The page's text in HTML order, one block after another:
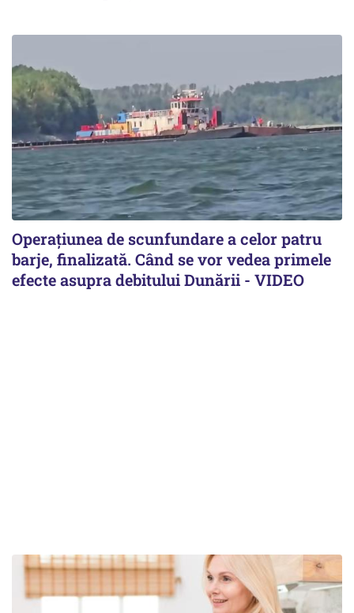
Operațiunea de scunfundare a celor patru
barje, finalizată. Când se vor vedea primele
efecte asupra debitului Dunării - VIDEO